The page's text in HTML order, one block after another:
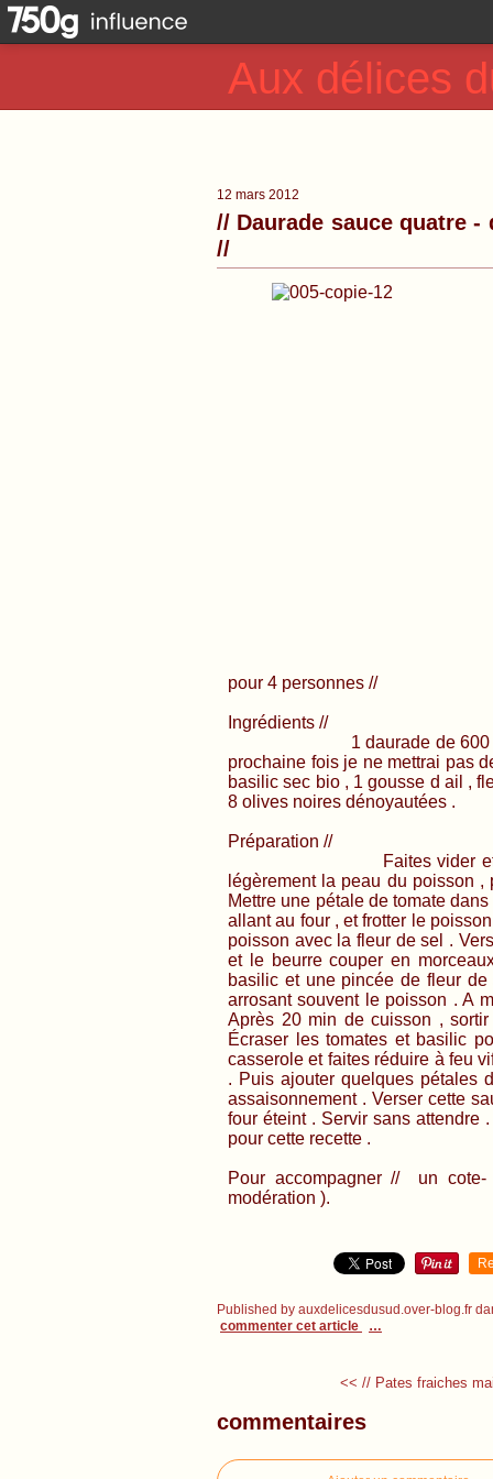
Aux délices
12 mars 2012
// Daurade sauce quatre
//
pour 4 personnes //
Ingrédients //
1 daurade de 600 gr , 4 c
prochaine fois je ne mettrai pas
basilic sec bio , 1 gousse d ail ,
8 olives noires dénoyautées .
Préparation //
Faites vider et écailler
légèrement la peau du poisson
Mettre une pétale de tomate
allant au four , et frotter le
poisson avec la fleur de sel .
et le beurre couper en
basilic et une pincée de fleur
arrosant souvent le poisson . A
Après 20 min de cuisson ,
Écraser les tomates et basilic
casserole et faites réduire à feu
. Puis ajouter quelques pétales
assaisonnement . Verser cette
four éteint . Servir sans attendre
pour cette recette .
Pour accompagner // un
modération ).
Published by auxdelicesdusud.over-blog.fr
commenter cet article
…
<< // Pates fraiches
commentaires